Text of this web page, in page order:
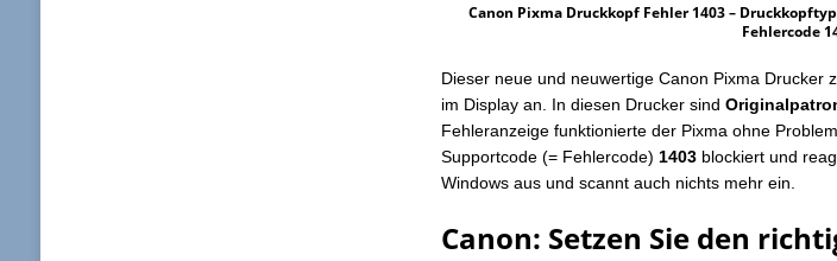
Canon Pixma Druckkopf Fehler 1403 –
Fehlercode
Dieser neue und neuwertige Canon Pixma Drucker
im Display an. In diesen Drucker sind
Fehleranzeige funktionierte der Pixma ohne
Supportcode (= Fehlercode) 1403 blockiert und
Windows aus und scannt auch nichts mehr ein.
Canon: Setzen Sie den